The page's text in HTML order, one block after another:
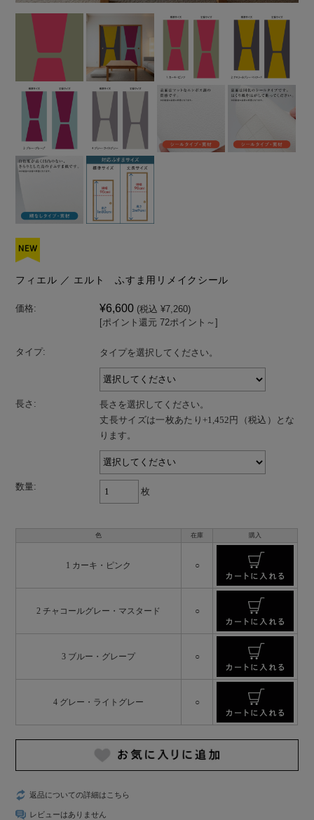
フィエル ／ エルト ふすま用リメイクシール
価格: ¥6,600 (税込 ¥7,260)
[ポイント還元 72ポイント～]
タイプ: タイプを選択してください。
長さ:
長さを選択してください。
丈長サイズは一枚あたり+1,452円（税込）とな
ります。
数量: 枚
色 在庫 購入
1 カーキ・ピンク ○
2 チャコールグレー・マスタード ○
3 ブルー・グレープ ○
4 グレー・ライトグレー ○
返品についての詳細はこちら
レビューはありません